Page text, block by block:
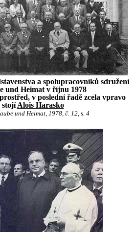
a spolupracovníků sdružení
und Heimat v říjnu 1978
v poslední řadě zcela vpravo
stojíAlois Harasko
und Heimat, 1978, č. 12, s. 4